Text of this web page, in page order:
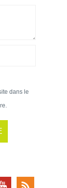
dans le